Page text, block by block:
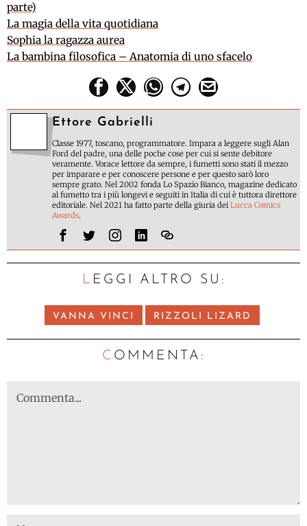
parte)
La magia della vita quotidiana
Sophia la ragazza aurea
La bambina filosofica – Anatomia di uno sfacelo
Ettore Gabrielli
Classe 1977, toscano, programmatore. Impara a leggere sugli Alan
Ford del padre, una delle poche cose per cui si sente debitore
veramente. Vorace lettore da sempre, i fumetti sono stati il mezzo
per imparare e per conoscere persone e per questo sarò loro
sempre grato. Nel 2002 fonda Lo Spazio Bianco, magazine dedicato
al fumetto tra i più longevi e seguiti in Italia di cui è tuttora direttore
editoriale. Nel 2021 ha fatto parte della giuria deiLucca Comics
Awards.
LEGGI ALTRO SU:
VANNA VINCI RIZZOLI LIZARD
C OMMENTA: